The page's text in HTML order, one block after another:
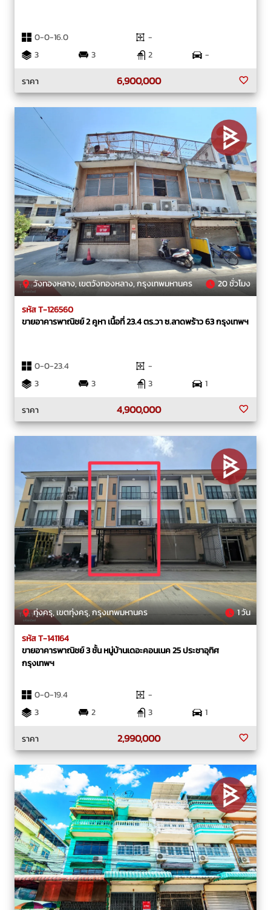
0-0-16.0
-
3
3 2
-
ราคา
6,900,000
วังทองหลาง, เขตวังทองหลาง, กรุงเทพมหานคร 20 ชั่วโมง
รหัส T-126560
ขายอาคารพาณิชย์ 2 คูหา เนื้อที่ 23.4 ตร.วา ซ.ลาดพร้าว 63 กรุงเทพฯ
0-0-23.4
-
3
3 3
1
ราคา
4,900,000
ทุ่งครุ, เขตทุ่งครุ, กรุงเทพมหานคร 1 วัน
รหัส T-141164
ขายอาคารพาณิชย์ 3 ชั้น หมู่บ้านเดอะคอนเนค 25 ประชาอุทิศ
กรุงเทพฯ
0-0-19.4
-
3
2 3
1
ราคา
2,990,000